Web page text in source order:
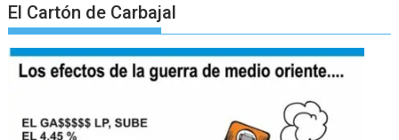
El Cartón de Carbajal